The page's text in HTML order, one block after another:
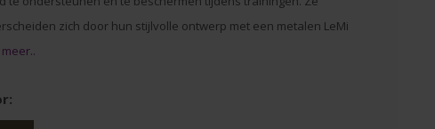
zich door hun stijlvolle ontwerp met een metalen LeMi